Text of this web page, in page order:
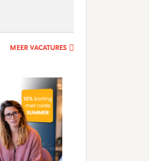
MEER VACATURES